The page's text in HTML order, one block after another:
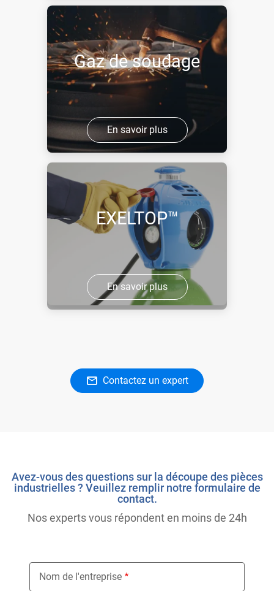
Gaz de soudage
En savoir plus
EXELTOP™
En savoir plus
Contactez un expert
Avez-vous des questions sur la découpe des pièces
industrielles ? Veuillez remplir notre formulaire de
contact.
Nos experts vous répondent en moins de 24h
Nom de l'entreprise